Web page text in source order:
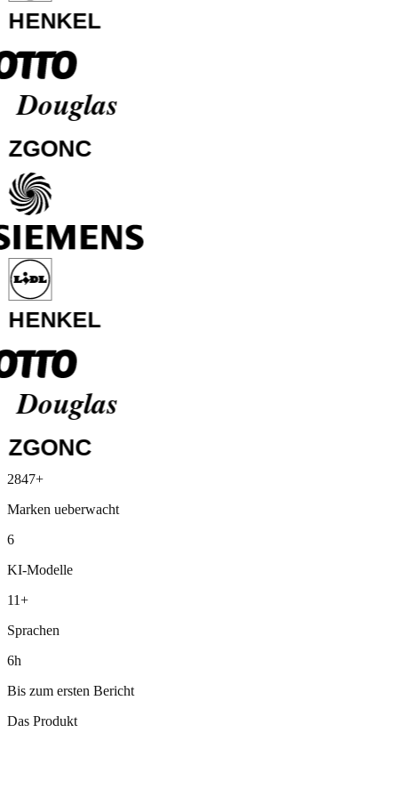
Media Markt
Lidl
Otto
ZGONC
2847+
Marken ueberwacht
6
KI-Modelle
11+
Sprachen
6h
Bis zum ersten Bericht
Das Produkt